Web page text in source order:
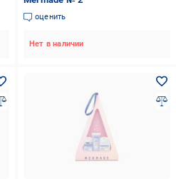
оценить
Нет в наличии